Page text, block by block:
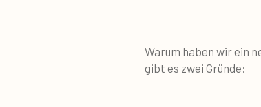
Warum haben wir ein
gibt es zwei Gründe: